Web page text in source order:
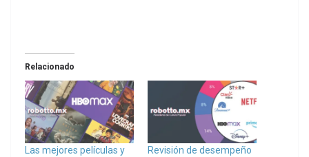
Relacionado
Las mejores películas y
Revisión de desempeño